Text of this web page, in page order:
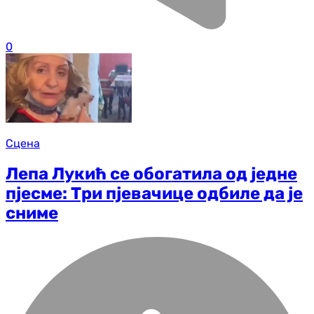
0
Сцена
Лепа Лукић се обогатила од једне
пјесме: Три пјевачице одбиле да је
сниме